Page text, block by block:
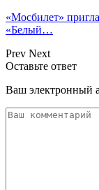
«Мосбилет»
«Белый…
Prev Next
Оставьте ответ
Ваш электронный